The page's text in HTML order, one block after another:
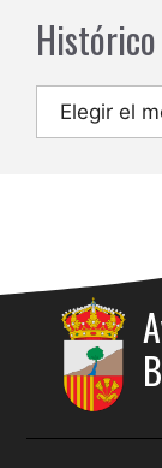
Archivos